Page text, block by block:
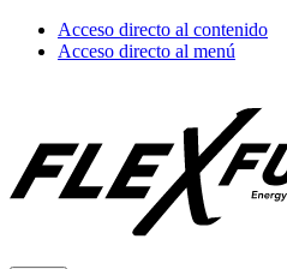
Acceso directo al contenido
Acceso directo al menú